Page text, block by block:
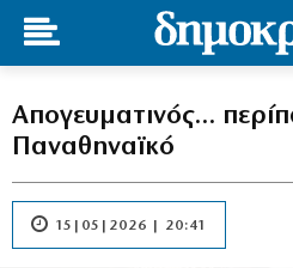
Απογευματινός…
Παναθηναϊκό
15|05|2026 | 20:41